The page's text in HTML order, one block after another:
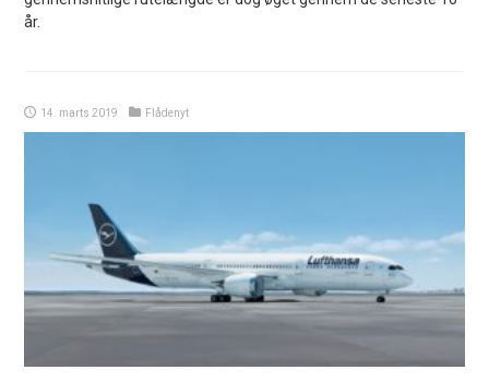
år.
14. marts 2019 Flådenyt